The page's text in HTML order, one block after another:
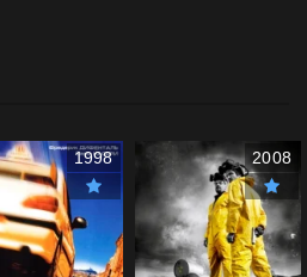
1998 2008